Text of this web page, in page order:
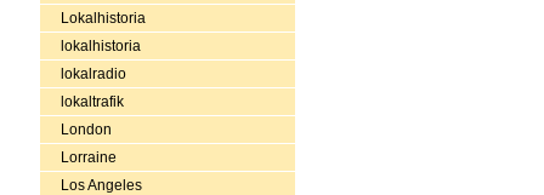
Lokalhistoria
lokalhistoria
lokalradio
lokaltrafik
London
Lorraine
Los Angeles